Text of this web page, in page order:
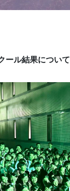
ール結果について